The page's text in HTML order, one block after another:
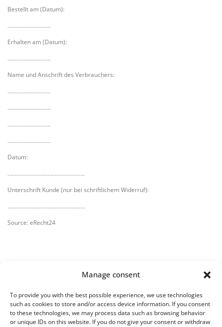
Manage consent
To provide you with the best possible experience, we use technologies
such as cookies to store and/or access device information. If you consent
to these technologies, we may process data such as browsing behavior
or unique IDs on this website. If you do not give your consent or withdraw
Bestellt am (Datum):
………………………..
Erhalten am (Datum):
………………………..
Name und Anschrift des Verbrauchers:
………………………..
………………………..
………………………..
………………………..
Datum:
…………………………………………….
Unterschrift Kunde (nur bei schriftlichem Widerruf):
…………………………………………….
Source: eRecht24
KunstRaum:7 – Studio U. Lilei
Ute Lilei-Dorn